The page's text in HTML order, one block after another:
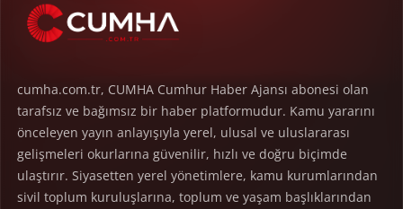
cumha.com.tr, CUMHA Cumhur Haber Ajansı abonesi olan
tarafsız ve bağımsız bir haber platformudur. Kamu yararını
önceleyen yayın anlayışıyla yerel, ulusal ve uluslararası
gelişmeleri okurlarına güvenilir, hızlı ve doğru biçimde
ulaştırır. Siyasetten yerel yönetimlere, kamu kurumlarından
sivil toplum kuruluşlarına, toplum ve yaşam başlıklarından